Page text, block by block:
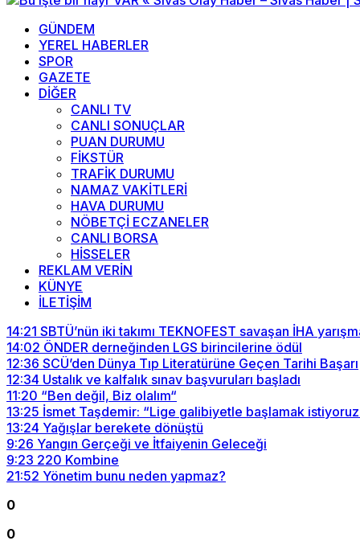
GÜNDEM
YEREL HABERLER
SPOR
GAZETE
DİĞER
CANLI TV
CANLI SONUÇLAR
PUAN DURUMU
FİKSTÜR
TRAFİK DURUMU
NAMAZ VAKİTLERİ
HAVA DURUMU
NÖBETÇİ ECZANELER
CANLI BORSA
HİSSELER
REKLAM VERİN
KÜNYE
İLETİŞİM
14:21 SBTÜ’nün iki takımı TEKNOFEST savaşan İHA
14:02 ÖNDER derneğinden LGS birincilerine ödül
12:36 SCÜ’den Dünya Tıp Literatürüne Geçen Tarihi Başarı
12:34 Ustalık ve kalfalık sınav başvuruları başladı
11:20 “Ben değil, Biz olalım“
13:25 İsmet Taşdemir: “Lige galibiyetle başlamak
13:24 Yağışlar berekete dönüştü
9:26 Yangın Gerçeği ve İtfaiyenin Geleceği
9:23 220 Kombine
21:52 Yönetim bunu neden yapmaz?
0
0